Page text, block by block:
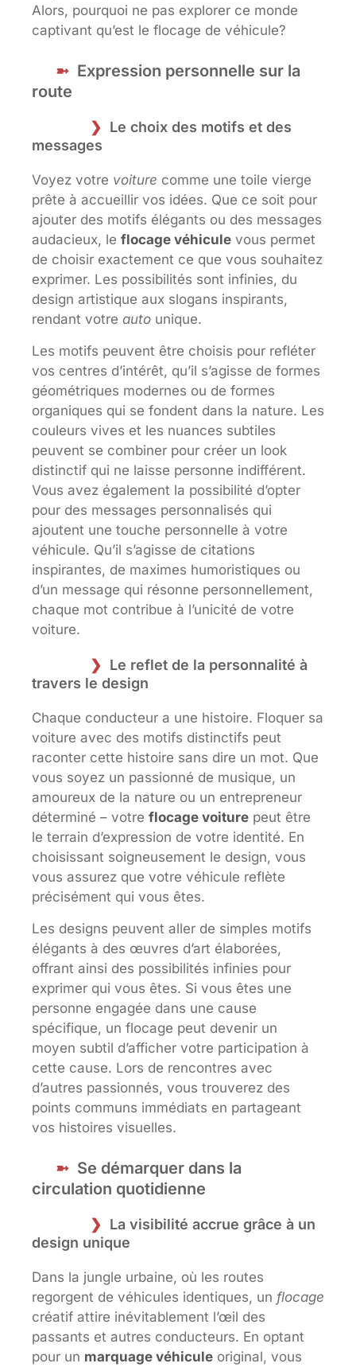
Alors, pourquoi ne pas explorer ce monde
captivant qu’est le flocage de véhicule?
Expression personnelle sur la
route
Le choix des motifs et des
messages
Voyez votre voiture comme une toile vierge
prête à accueillir vos idées. Que ce soit pour
ajouter des motifs élégants ou des messages
audacieux, le flocage véhicule vous permet
de choisir exactement ce que vous souhaitez
exprimer. Les possibilités sont infinies, du
design artistique aux slogans inspirants,
rendant votre auto unique.
Les motifs peuvent être choisis pour refléter
vos centres d’intérêt, qu’il s’agisse de formes
géométriques modernes ou de formes
organiques qui se fondent dans la nature. Les
couleurs vives et les nuances subtiles
peuvent se combiner pour créer un look
distinctif qui ne laisse personne indifférent.
Vous avez également la possibilité d’opter
pour des messages personnalisés qui
ajoutent une touche personnelle à votre
véhicule. Qu’il s’agisse de citations
inspirantes, de maximes humoristiques ou
d’un message qui résonne personnellement,
chaque mot contribue à l’unicité de votre
voiture.
Le reflet de la personnalité à
travers le design
Chaque conducteur a une histoire. Floquer sa
voiture avec des motifs distinctifs peut
raconter cette histoire sans dire un mot. Que
vous soyez un passionné de musique, un
amoureux de la nature ou un entrepreneur
déterminé – votre flocage voiture peut être
le terrain d’expression de votre identité. En
choisissant soigneusement le design, vous
vous assurez que votre véhicule reflète
précisément qui vous êtes.
Les designs peuvent aller de simples motifs
élégants à des œuvres d’art élaborées,
offrant ainsi des possibilités infinies pour
exprimer qui vous êtes. Si vous êtes une
personne engagée dans une cause
spécifique, un flocage peut devenir un
moyen subtil d’afficher votre participation à
cette cause. Lors de rencontres avec
d’autres passionnés, vous trouverez des
points communs immédiats en partageant
vos histoires visuelles.
Se démarquer dans la
circulation quotidienne
La visibilité accrue grâce à un
design unique
Dans la jungle urbaine, où les routes
regorgent de véhicules identiques, un flocage
créatif attire inévitablement l’œil des
passants et autres conducteurs. En optant
pour un marquage véhicule original, vous